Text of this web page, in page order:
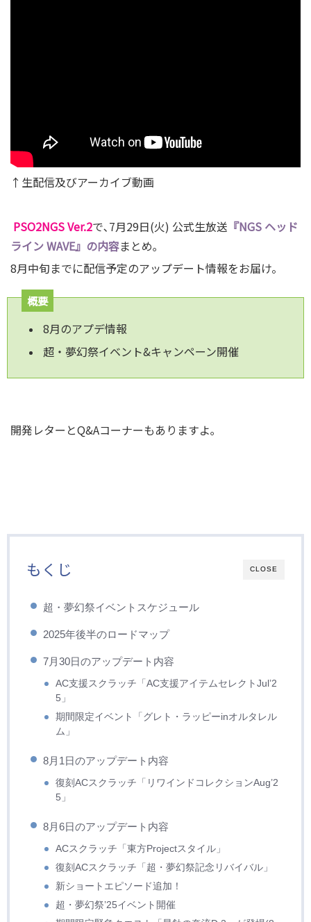
↑生配信及びアーカイブ動画
PSO2NGS Ver.2で､7月29日(火) 公式生放送 『NGS ヘッド
ライン WAVE』の内容まとめ｡
8月中旬までに配信予定のアップデート情報をお届け。
概要
8月のアプデ情報
超・夢幻祭イベント&キャンペーン開催
開発レターとQ&Aコーナーもありますよ｡
CLOSE
もくじ
超・夢幻祭イベントスケジュール
2025年後半のロードマップ
7月30日のアップデート内容
AC支援スクラッチ「AC支援アイテムセレクトJul’2
5」
期間限定イベント「グレト・ラッピーinオルタレル
ム」
8月1日のアップデート内容
復刻ACスクラッチ「リワインドコレクションAug’2
5」
8月6日のアップデート内容
ACスクラッチ「東方Projectスタイル」
復刻ACスクラッチ「超・夢幻祭記念リバイバル」
新ショートエピソード追加！
超・夢幻祭’25イベント開催